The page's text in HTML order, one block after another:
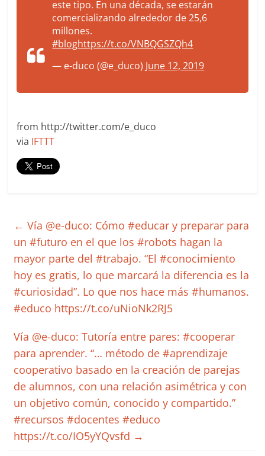
este tipo. En una década, se estarán
comercializando alrededor de 25,6
millones.
#bloghttps://t.co/VNBQGSZQh4
— e-duco (@e_duco) June 12, 2019
from http://twitter.com/e_duco
via IFTTT
← Vía @e-duco: Cómo #educar y preparar para
un #futuro en el que los #robots hagan la
mayor parte del #trabajo. “El #conocimiento
hoy es gratis, lo que marcará la diferencia es la
#curiosidad”. Lo que nos hace más #humanos.
#educo https://t.co/uNioNk2RJ5
Vía @e-duco: Tutoría entre pares: #cooperar
para aprender. “… método de #aprendizaje
cooperativo basado en la creación de parejas
de alumnos, con una relación asimétrica y con
un objetivo común, conocido y compartido.”
#recursos #docentes #educo
https://t.co/IO5yYQvsfd →